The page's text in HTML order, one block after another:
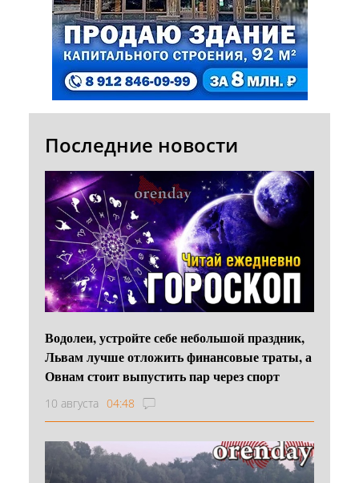
Последние новости
Водолеи, устройте себе небольшой праздник,
Львам лучше отложить финансовые траты, а
Овнам стоит выпустить пар через спорт
10 августа 04:48